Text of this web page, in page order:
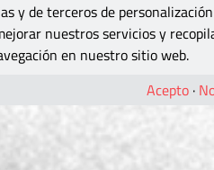
y de terceros de
nuestros servicios y
en nuestro sitio web.
Acepto ·